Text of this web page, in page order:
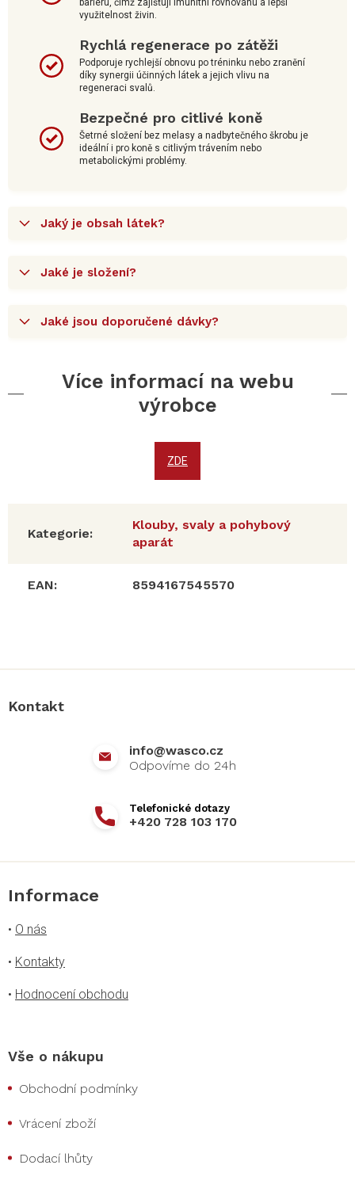
bariéru, čímž zajišťují imunitní rovnováhu a lepší
využitelnost živin.
Rychlá regenerace po zátěži
Podporuje rychlejší obnovu po tréninku nebo zranění
díky synergii účinných látek a jejich vlivu na
regeneraci svalů.
Bezpečné pro citlivé koně
Šetrné složení bez melasy a nadbytečného škrobu je
ideální i pro koně s citlivým trávením nebo
metabolickými problémy.
Jaký je obsah látek?
Jaké je složení?
Jaké jsou doporučené dávky?
Více informací na webu
výrobce
ZDE
Kategorie:
Klouby, svaly a pohybový
aparát
EAN: 8594167545570
Kontakt
info@wasco.cz
+420 728 103 170
Informace
• O nás
• Kontakty
• Hodnocení obchodu
Vše o nákupu
Obchodní podmínky
Vrácení zboží
Dodací lhůty